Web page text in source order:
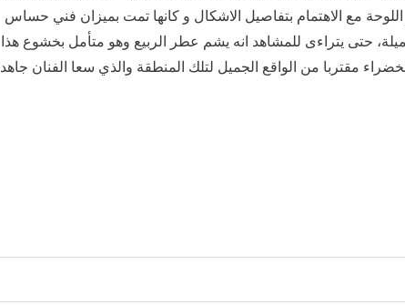
مع الاهتمام بتفاصيل الاشكال و كانها تمت بميزان فني حساس
حتى يتراءى للمشاهد انه يشم عطر الربيع وهو متأمل بخشوع هذا
مقتربا من الواقع الجميل لتلك المنطقة والذي سعا الفنان جاهدا